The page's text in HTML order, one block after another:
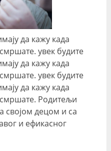
да кажу када
увек будите
да кажу када
увек будите
да кажу када
Родитељи
својом децом и са
и ефикасног